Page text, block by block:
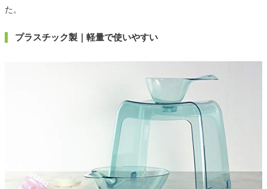
た。
プラスチック製｜軽量で使いやすい